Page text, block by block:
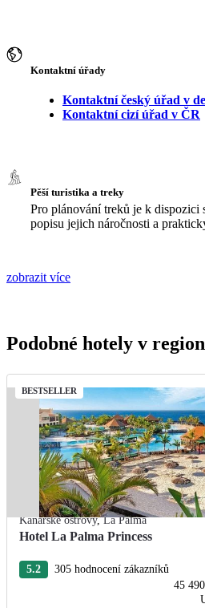
Kontaktní úřady
Kontaktní český úřad v
Kontaktní cizí úřad v ČR
Pěší turistika a treky
Pro plánování treků je k dispozici
popisu jejich náročnosti a
zobrazit více
Podobné hotely v
BESTSELLER
Kanárské ostrovy,La Palma
Hotel La Palma Princess
5.2
305 hodnocení zákazníků
45